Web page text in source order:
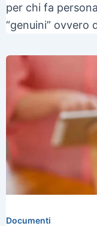
per chi fa
“genuini” ovvero
Documenti